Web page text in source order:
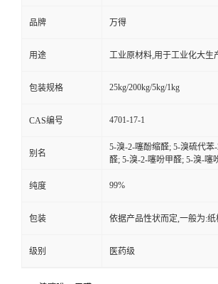
品牌 万得
用途 工业原材料,用于工业化大生
包装规格 25kg/200kg/5kg/1kg
CAS编号 4701-17-1
别名
5-溴-2-噻酚缩醛; 5-溴硫代苯
醛; 5-溴-2-噻吩甲醛; 5-溴-噻
纯度 99%
包装 依据产品性状而定,一般为:
级别 医药级